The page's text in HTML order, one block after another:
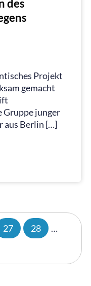
des
Projekt
gemacht
Gruppe junger
aus Berlin […]
27 28
…